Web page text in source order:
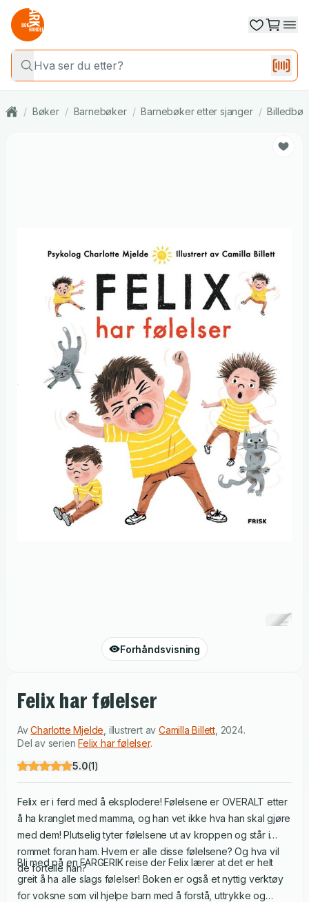
/ Bøker / Barnebøker / Barnebøker etter sjanger /
Forhåndsvisning
Felix har følelser
AvCharlotte Mjelde illustrert avCamilla Billett 2024.
Del av serienFelix har følelser.
5.0(1)
Felix er i ferd med å eksplodere! Følelsene er OVERALT etter
å ha kranglet med mamma, og han vet ikke hva han skal gjøre
med dem! Plutselig tyter følelsene ut av kroppen og står i
rommet foran ham. Hvem er alle disse følelsene? Og hva vil
de fortelle han?
Bli med på en FARGERIK reise der Felix lærer at det er helt
greit å ha alle slags følelser! Boken er også et nyttig verktøy
for voksne som vil hjelpe barn med å forstå, uttrykke og